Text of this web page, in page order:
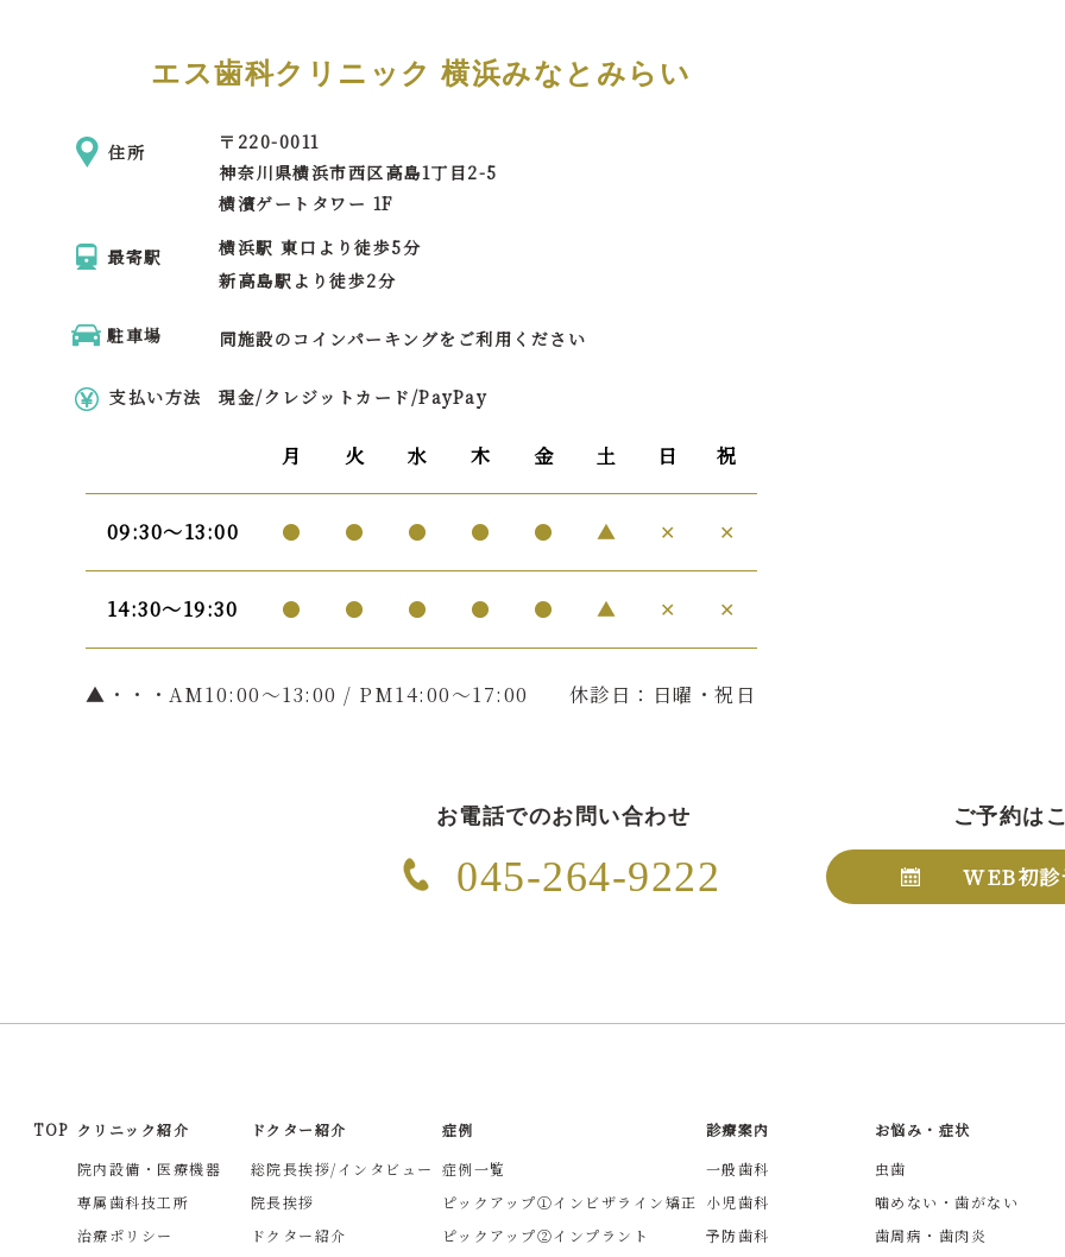
エス歯科クリニック 横浜みなとみらい
住所 〒 220-0011
神奈川県横浜市西区高島1丁目2-5
横濱ゲートタワー 1F
最寄駅
横浜駅 東口より徒歩5分
新高島駅より徒歩2分
駐車場 同施設のコインパーキングをご利用ください
支払い方法 現金/クレジットカード/PayPay
月 火 水 木 金 土 日 祝
09:30〜13:00 ● ● ● ● ● ▲ ✕ ✕
14:30〜19:30 ● ● ● ● ● ▲ ✕ ✕
▲・・・AM10:00〜13:00 / PM14:00～17:00 休診日：日曜・祝日
お電話でのお問い合わせ
045-264-9222
ご予約は
WEB初
TOP クリニック紹介
院内設備・医療機器
専属歯科技工所
治療ポリシー
ドクター紹介
総院長挨拶/インタビュー
院長挨拶
ドクター紹介
症例
症例一覧
ピックアップ①インビザライン矯正
ピックアップ②インプラント
診療案内
一般歯科
小児歯科
予防歯科
お悩み・症状
虫歯
噛めない・歯がない
歯周病・歯肉炎